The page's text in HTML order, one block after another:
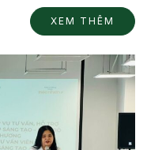
XEM THÊM